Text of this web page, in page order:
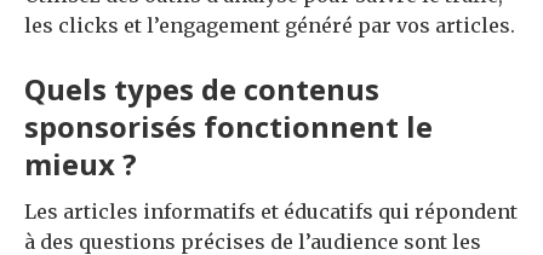
les clicks et l’engagement généré par vos articles.
Quels types de contenus
sponsorisés fonctionnent le
mieux ?
Les articles informatifs et éducatifs qui répondent
à des questions précises de l’audience sont les